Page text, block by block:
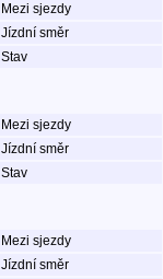
Mezi sjezdy
Jízdní směr
Stav
Mezi sjezdy
Jízdní směr
Stav
Mezi sjezdy
Jízdní směr